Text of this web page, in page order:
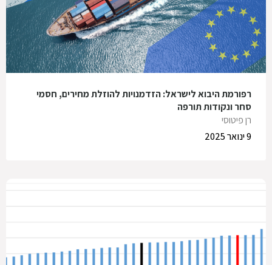
רפורמת היבוא לישראל: הזדמנויות להוזלת מחירים, חסמי
סחר ונקודות תורפה
רן פיטוסי
9 ינואר 2025